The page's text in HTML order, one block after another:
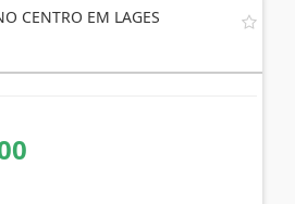
CENTRO EM LAGES